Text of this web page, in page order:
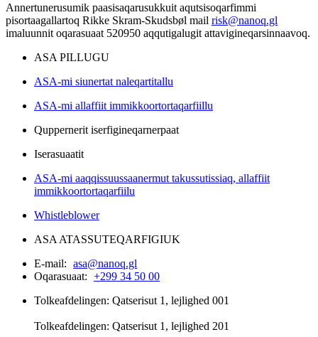
Annertunerusumik paasisaqarusukkuit aqutsisoqarfimmi
pisortaagallartoq Rikke Skram-Skudsbøl mail risk@nanoq.gl
imaluunnit oqarasuaat 520950 aqqutigalugit attavigineqarsinnaavoq.
ASA PILLUGU
ASA-mi siunertat naleqartitallu
ASA-mi allaffiit immikkoortortaqarfiillu
Quppernerit iserfigineqarnerpaat
Iserasuaatit
ASA-mi aaqqissuussaanermut takussutissiaq, allaffiit
immikkoortortaqarfiilu
Whistleblower
ASA ATASSUTEQARFIGIUK
E-mail: asa@nanoq.gl
Oqarasuaat: +299 34 50 00
Tolkeafdelingen: Qatserisut 1, lejlighed 001
Tolkeafdelingen: Qatserisut 1, lejlighed 201